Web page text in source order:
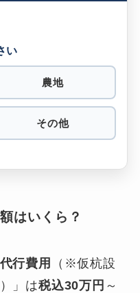
い
農地
その他
はいくら？
行費用
（※仮杭設
」は税込30万円 ～